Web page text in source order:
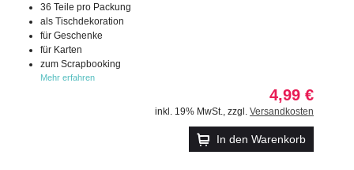
36 Teile pro Packung
als Tischdekoration
für Geschenke
für Karten
zum Scrapbooking
Mehr erfahren
4,99 €
inkl. 19% MwSt. zzgl. Versandkosten
In den Warenkorb